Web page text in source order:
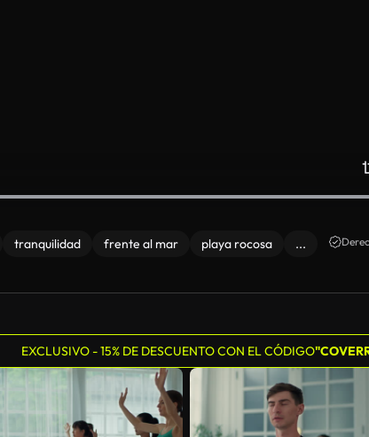
tranquilidad frente al mar playa rocosa ...
EXCLUSIVO - 15% DE DESCUENTO CON EL CÓDIGO